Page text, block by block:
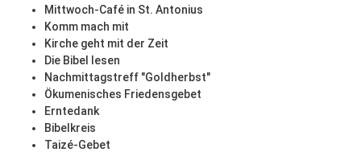
Mittwoch-Café in St. Antonius
Komm mach mit
Kirche geht mit der Zeit
Die Bibel lesen
Nachmittagstreff "Goldherbst"
Ökumenisches Friedensgebet
Erntedank
Bibelkreis
Taizé-Gebet